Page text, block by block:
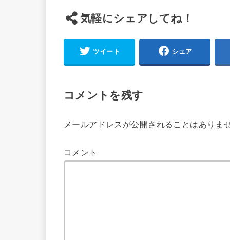
気軽にシェアしてね！
ツイート シェア
コメントを残す
メールアドレスが公開されることはありま
コメント